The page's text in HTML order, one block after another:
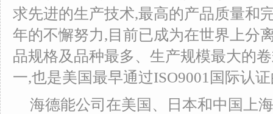
求先进的生产技术,最高的产品质量和
年的不懈努力,目前已成为在世界上分
品规格及品种最多、生产规模最大的
一,也是美国最早通过ISO9001国际认
海德能公司在美国、日本和中国上